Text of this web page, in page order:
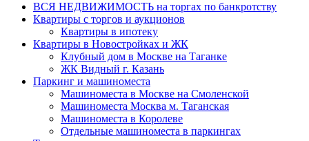
ВСЯ НЕДВИЖИМОСТЬ на торгах по банкротству
Квартиры с торгов и аукционов
Квартиры в ипотеку
Квартиры в Новостройках и ЖК
Клубный дом в Москве на Таганке
ЖК Видный г. Казань
Паркинг и машиноместа
Машиноместа в Москве на Смоленской
Машиноместа Москва м. Таганская
Машиноместа в Королеве
Отдельные машиноместа в паркингах